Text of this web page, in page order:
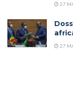
27
27